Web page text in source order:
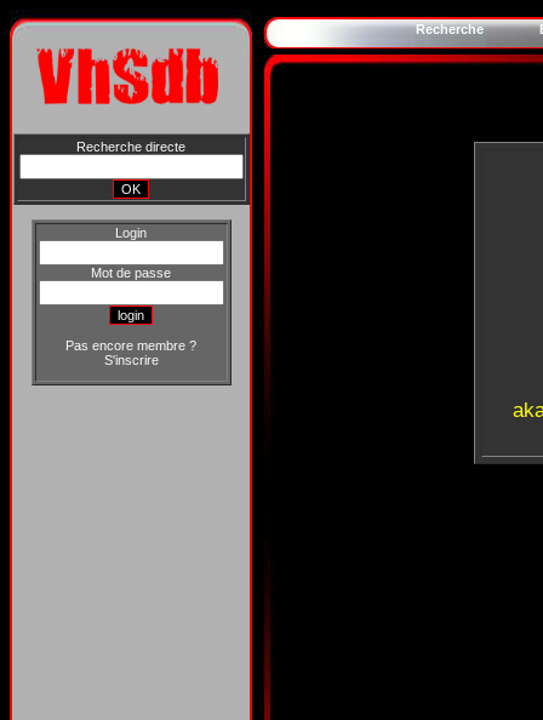
Recherche directe
Login
Mot de passe
Pas encore membre ?
S'inscrire
Recherche